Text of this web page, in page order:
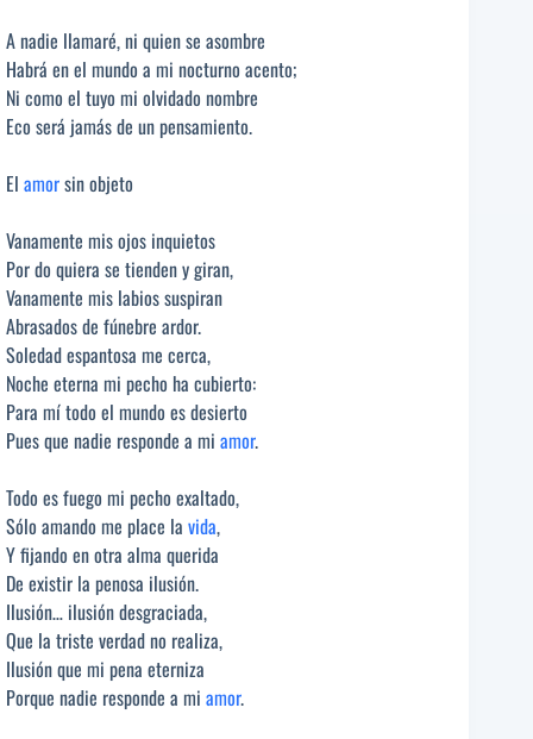
A nadie llamaré, ni quien se asombre
Habrá en el mundo a mi nocturno acento;
Ni como el tuyo mi olvidado nombre
Eco será jamás de un pensamiento.
El amorsin objeto
Vanamente mis ojos inquietos
Por do quiera se tienden y giran,
Vanamente mis labios suspiran
Abrasados de fúnebre ardor.
Soledad espantosa me cerca,
Noche eterna mi pecho ha cubierto:
Para mí todo el mundo es desierto
Pues que nadie responde a mi amor.
Todo es fuego mi pecho exaltado,
Sólo amando me place la vida,
Y fijando en otra alma querida
De existir la penosa ilusión.
Ilusión… ilusión desgraciada,
Que la triste verdad no realiza,
Ilusión que mi pena eterniza
Porque nadie responde a mi amor.